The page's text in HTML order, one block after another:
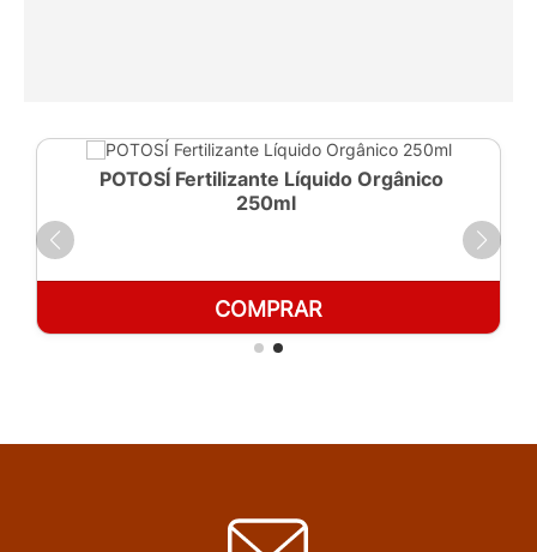
POTOSÍ Fertilizante Líquido Orgânico
250ml
COMPRAR